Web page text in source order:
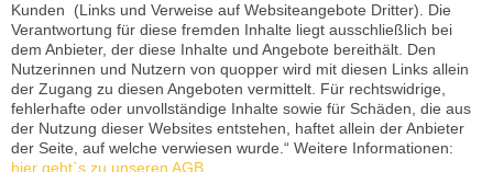
Kunden (Links und Verweise auf Websiteangebote Dritter). Die
Verantwortung für diese fremden Inhalte liegt ausschließlich bei
dem Anbieter, der diese Inhalte und Angebote bereithält. Den
Nutzerinnen und Nutzern von quopper wird mit diesen Links allein
der Zugang zu diesen Angeboten vermittelt. Für rechtswidrige,
fehlerhafte oder unvollständige Inhalte sowie für Schäden, die aus
der Nutzung dieser Websites entstehen, haftet allein der Anbieter
der Seite, auf welche verwiesen wurde.“ Weitere Informationen:
hier geht`s zu unseren AGB